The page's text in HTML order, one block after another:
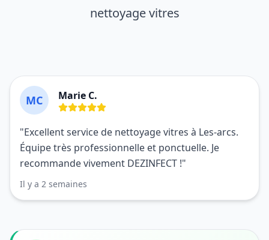
nettoyage vitres
MC Marie C.
"Excellent service de nettoyage vitres à Les-arcs.
Équipe très professionnelle et ponctuelle. Je
recommande vivement DEZINFECT !"
Il y a 2 semaines